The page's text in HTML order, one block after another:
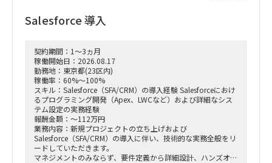
Salesforce 導入
契約期間：1～3ヵ月
稼働開始日：2026.08.17
勤務地：東京都(23区内)
稼働率：60%～100%
スキル：Salesforce（SFA/CRM）の導入経験 Salesforceにおけ
るプログラミング開発（Apex、LWCなど）および詳細なシス
テム設定の実務経験
報酬金額：～112万円
業務内容：新規プロジェクトの立ち上げおよび
Salesforce（SFA/CRM）の導入に伴い、技術的な実務全般をリ
ードしていただきます。
マネジメントのみならず、要件定義から詳細設計、ハンズオン